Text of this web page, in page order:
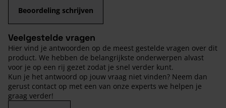
Beoordeling schrijven
Veelgestelde vragen
Hier vind je antwoorden op de meest gestelde vragen over dit
product. We hebben de belangrijkste onderwerpen alvast
voor je op een rij gezet zodat je snel verder kunt.
Kun je het antwoord op jouw vraag niet vinden? Neem dan
gerust contact op met een van onze experts we helpen je
graag verder!